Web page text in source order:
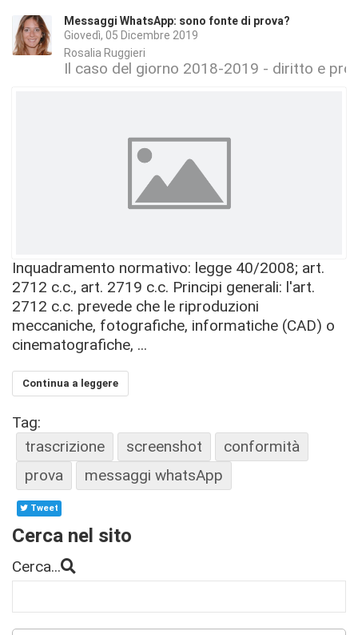
Messaggi WhatsApp: sono fonte di prova?
Giovedì, 05 Dicembre 2019
Rosalia Ruggieri
Il caso del giorno 2018-2019 - diritto e
Inquadramento normativo: legge 40/2008; art.
2712 c.c., art. 2719 c.c. Principi generali: l'art.
2712 c.c. prevede che le riproduzioni
meccaniche, fotografiche, informatiche (CAD) o
cinematografiche, ...
Continua a leggere
Tag:
trascrizione
screenshot
conformità
prova
messaggi whatsApp
Tweet
Cerca nel sito
Cerca...